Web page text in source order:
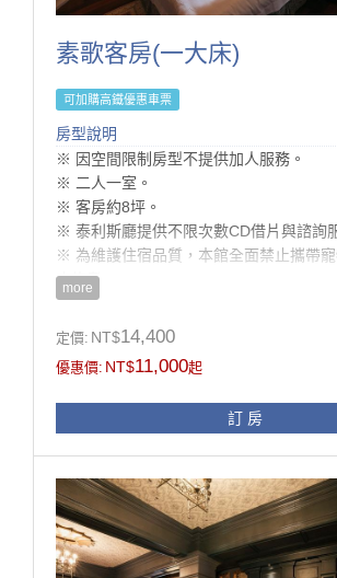
素歌客房(一大床)
可加購高鐵優惠車票
房型說明
​※ 因空間限制房型不提供加人服務。
※ 二人一室。
※ 客房約8坪。
※ 泰利斯廳提供不限次數CD借片與諮詢
※ 為維護住宿品質，本館全面禁止攜帶
止炊煮。
※ 房內多精品擺設，惟考慮孩童安全及避
壓力，不建議12歲以下孩童入住。
※ 本訂房不得與其它優惠專案合併使用。
※ 此房型無配合拍攝方案
● 線上訂房無核銷國旅卡，欲使用國旅卡
·非住宿訪客恕不開放入內參觀或使用設
·若有親友需於入住期間來訪，請事先與
定辦理登記。（會客僅限於大廳）
·感謝您的理解與支持，讓每位旅客都能
more
定價: NT$14,400
優惠價: NT$11,000起
訂 房